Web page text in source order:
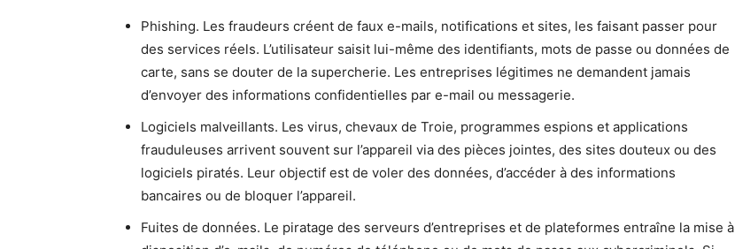
Phishing. Les fraudeurs créent de faux e-mails, notifications et sites, les faisant passer pour
des services réels. L’utilisateur saisit lui-même des identifiants, mots de passe ou données de
carte, sans se douter de la supercherie. Les entreprises légitimes ne demandent jamais
d’envoyer des informations confidentielles par e-mail ou messagerie.
Logiciels malveillants. Les virus, chevaux de Troie, programmes espions et applications
frauduleuses arrivent souvent sur l’appareil via des pièces jointes, des sites douteux ou des
logiciels piratés. Leur objectif est de voler des données, d’accéder à des informations
bancaires ou de bloquer l’appareil.
Fuites de données. Le piratage des serveurs d’entreprises et de plateformes entraîne la mise à